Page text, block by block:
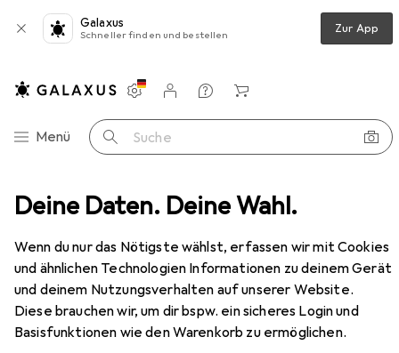
Deine Daten. Deine Wahl.
Wenn du nur das Nötigste wählst, erfassen wir mit Cookies
und ähnlichen Technologien Informationen zu deinem Gerät
und deinem Nutzungsverhalten auf unserer Website.
Diese brauchen wir, um dir bspw. ein sicheres Login und
Basisfunktionen wie den Warenkorb zu ermöglichen.
Galaxus
Schneller finden und bestellen Zur App
Navigation nach Kategorien
Menü Suche
Einstellungen
Kundenkonto
Vergleichslisten
Merklisten
Warenkorb
Haushalt Reisegepäck + Zubehör
Koffer
ProdukteForum